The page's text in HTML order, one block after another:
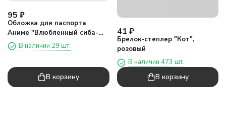
95 ₽
Обложка для паспорта
Аниме "Влюбленный сиба-
ину", плотность 560 мкм
В наличии 29 шт.
В корзину
41 ₽
Брелок-степлер "Кот",
розовый
В наличии 473 шт.
В корзину